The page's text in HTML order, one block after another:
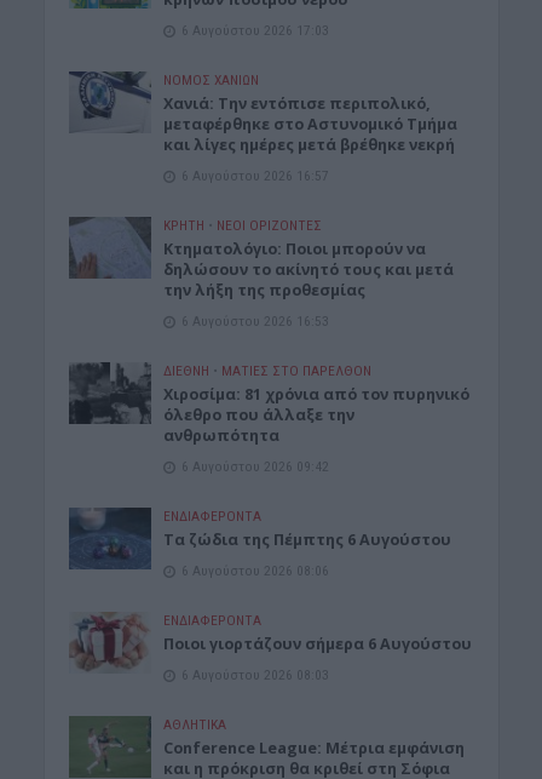
6 Αυγούστου 2026 17:03
ΝΟΜΌΣ ΧΑΝΊΩΝ
Χανιά: Την εντόπισε περιπολικό,
μεταφέρθηκε στο Αστυνομικό Τμήμα
και λίγες ημέρες μετά βρέθηκε νεκρή
6 Αυγούστου 2026 16:57
ΚΡΗΤΗ • ΝΕΟΙ ΟΡΙΖΟΝΤΕΣ
Κτηματολόγιο: Ποιοι μπορούν να
δηλώσουν το ακίνητό τους και μετά
την λήξη της προθεσμίας
6 Αυγούστου 2026 16:53
ΔΙΕΘΝΗ • ΜΑΤΙΕΣ ΣΤΟ ΠΑΡΕΛΘΟΝ
Χιροσίμα: 81 χρόνια από τον πυρηνικό
όλεθρο που άλλαξε την
ανθρωπότητα
6 Αυγούστου 2026 09:42
ΕΝΔΙΑΦΕΡΟΝΤΑ
Tα ζώδια της Πέμπτης 6 Αυγούστου
6 Αυγούστου 2026 08:06
ΕΝΔΙΑΦΕΡΟΝΤΑ
Ποιοι γιορτάζουν σήμερα 6 Αυγούστου
6 Αυγούστου 2026 08:03
ΑΘΛΗΤΙΚΑ
Conference League: Μέτρια εμφάνιση
και η πρόκριση θα κριθεί στη Σόφια